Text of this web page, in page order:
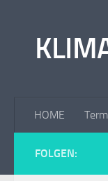
HOME
FOLGEN: